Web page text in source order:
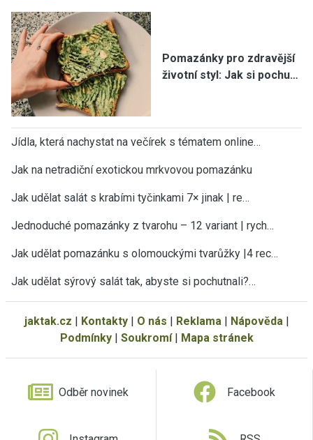
Pomazánky pro zdravější
životní styl: Jak si pochu…
Jídla, která nachystat na večírek s tématem online…
Jak na netradiční exotickou mrkvovou pomazánku
Jak udělat salát s krabími tyčinkami 7× jinak | re…
Jednoduché pomazánky z tvarohu – 12 variant | rych…
Jak udělat pomazánku s olomouckými tvarůžky |4 rec…
Jak udělat sýrový salát tak, abyste si pochutnali?…
jaktak.cz | Kontakty| O nás | Reklama| Nápověda|
Podmínky| Soukromí| Mapa stránek
Odběr novinek Facebook